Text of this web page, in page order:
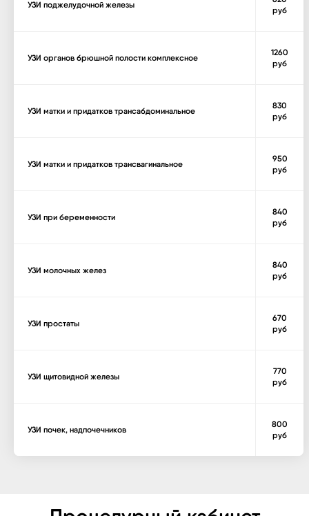
УЗИ поджелудочной железы
руб
УЗИ органов брюшной полости комплексное
1260
руб
УЗИ матки и придатков трансабдоминальное
830
руб
УЗИ матки и придатков трансвагинальное
950
руб
УЗИ при беременности
840
руб
УЗИ молочных желез
840
руб
УЗИ простаты
670
руб
УЗИ щитовидной железы
770
руб
УЗИ почек, надпочечников
800
руб